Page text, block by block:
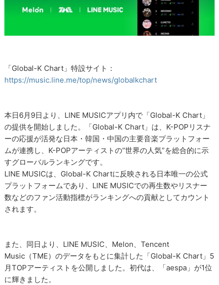
「Global-K Chart」特設サイト：
https://music.line.me/top/news/globalkchart
本日6月9日より、LINE MUSICアプリ内で「Global-K Chart」
の提供を開始しました。「Global-K Chart」は、K-POPリスナ
ーの応援が活発な日本・韓国・中国の主要音楽プラットフォー
ムが連携し、K-POPアーティストの“世界の人気”を総合的に示
すグローバルランキングです。
LINE MUSICは、Global-K Chartに反映される日本唯一の公式
プラットフォームであり、LINE MUSICでの再生数やリスナー
数などのファン活動指標がランキングへの貢献としてカウント
されます。
また、同日より、LINE MUSIC、Melon、Tencent
Music（TME）のデータをもとに集計した「Global-K Chart」5
月TOPアーティストを公開しました。初代は、「aespa」が1位
に輝きました。